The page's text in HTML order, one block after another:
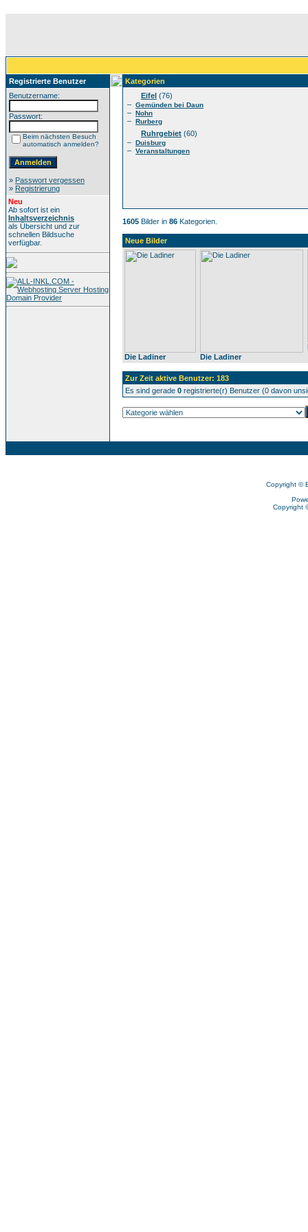
Registrierte Benutzer
Benutzername:
Passwort:
Beim nächsten Besuch
automatisch anmelden?
» Passwort vergessen
» Registrierung
Neu
Ab sofort ist ein
Inhaltsverzeichnis
als Übersicht und zur
schnellen Bildsuche
verfügbar.
Kategorien
Eifel (76)
– Gemünden bei Daun
– Nohn
– Rurberg
Ruhrgebiet (60)
– Duisburg
– Veranstaltungen
1605 Bilder in 86 Kategorien.
Neue Bilder
Die Ladiner Die Ladiner
Zur Zeit aktive Benutzer: 183
Es sind gerade 0 registrierte(r) Benutzer (0 davon
Copyright ©
Copyright